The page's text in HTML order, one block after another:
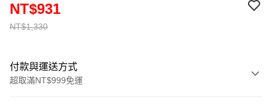
NT$1,330
NT$931
付款與運送方式
超取滿NT$999免運